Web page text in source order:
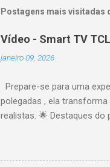
Postagens mais visitadas
Vídeo - Smart TV
janeiro 09, 2026
Prepare-se para uma
polegadas , ela
realistas. 🌟 Destaques do
desempenho otimizado
ideal para esportes e